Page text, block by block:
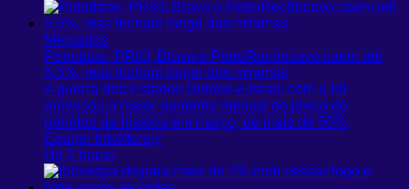
Mercados
Petrobras, PRIO, Brava e PetroRecôncavo caem até
5,5%, mas fecham longe das mínimas
A guerra dos Estados Unidos e Israel com o Irã
provocou o maior aumento mensal do preço do
petróleo da história em março, de mais de 50%
Equipe InfoMoney
Há 2 horas